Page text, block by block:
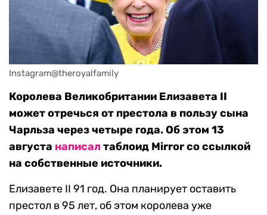
Instagram@theroyalfamily
Королева Великобритании Елизавета II
может отречься от престола в пользу сына
Чарльза через четыре года. Об этом 13
августа написалтаблоид Mirror со ссылкой
на собственные источники.
Елизавете II 91 год. Она планирует оставить
престол в 95 лет, об этом королева уже